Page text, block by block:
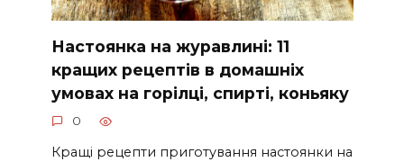
Настоянка на журавлині: 11
кращих рецептів в домашніх
умовах на горілці, спирті, коньяку
0
Кращі рецепти приготування настоянки на